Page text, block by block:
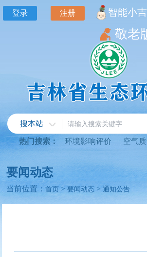
登录 注册 智能小吉
敬老
搜本站
热门搜索： 环境影响评价 空气
要闻动态
当前位置：首页>要闻动态 >通知公告